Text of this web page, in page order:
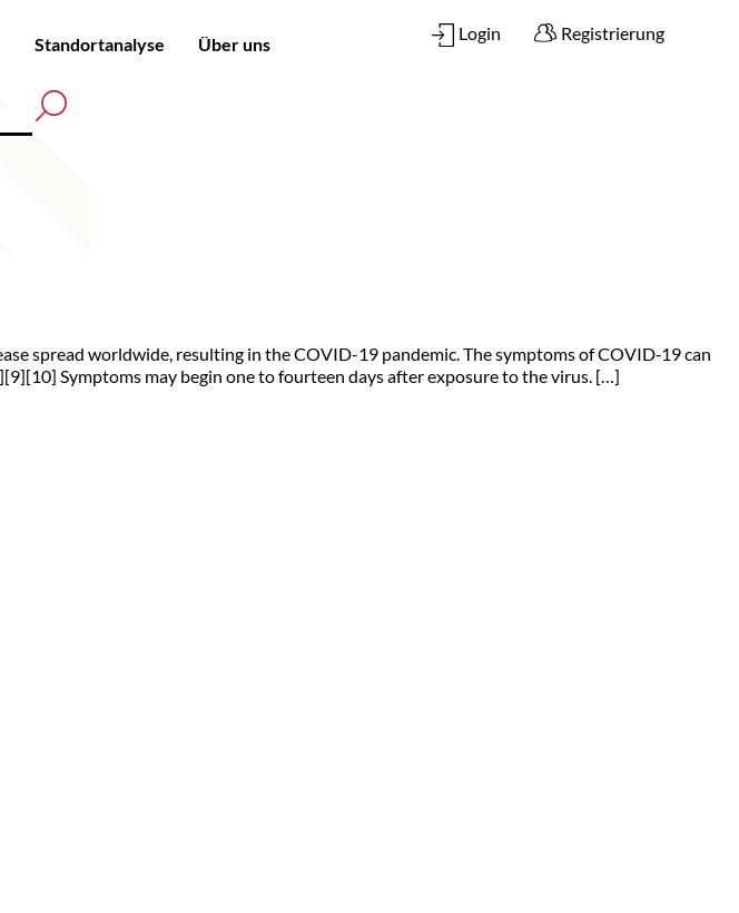
Standortanalyse Über uns
Login Registrierung
spread worldwide, resulting in the COVID-19 pandemic. The symptoms of COVID‑19 can
Symptoms may begin one to fourteen days after exposure to the virus. […]